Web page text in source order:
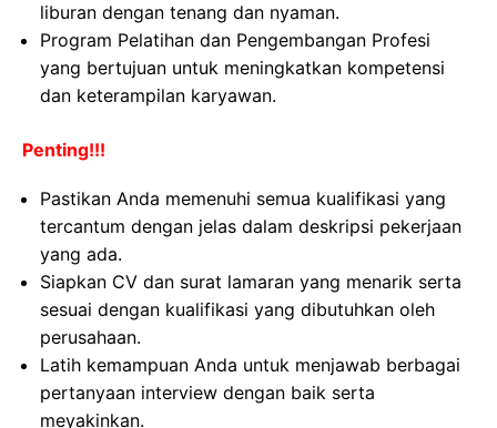
liburan dengan tenang dan nyaman.
Program Pelatihan dan Pengembangan Profesi
yang bertujuan untuk meningkatkan kompetensi
dan keterampilan karyawan.
Penting!!!
Pastikan Anda memenuhi semua kualifikasi yang
tercantum dengan jelas dalam deskripsi pekerjaan
yang ada.
Siapkan CV dan surat lamaran yang menarik serta
sesuai dengan kualifikasi yang dibutuhkan oleh
perusahaan.
Latih kemampuan Anda untuk menjawab berbagai
pertanyaan interview dengan baik serta
meyakinkan.